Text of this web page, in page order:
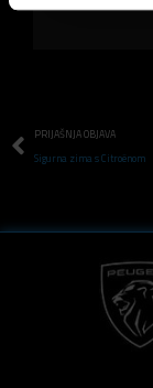
PRIJAŠNJA OBJAVA
Sigurna zima s Citroënom